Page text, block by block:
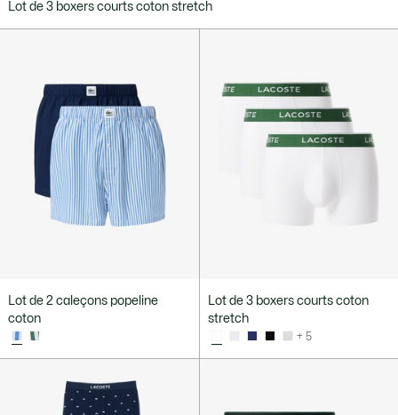
Lot de 3 boxers courts coton stretch
Lot de 2 caleçons popeline
coton
Lot de 3 boxers courts coton
stretch
+ 5